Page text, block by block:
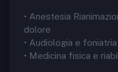
• Anestesia
dolore
• Audiologia e foniatria
• Medicina fisica e